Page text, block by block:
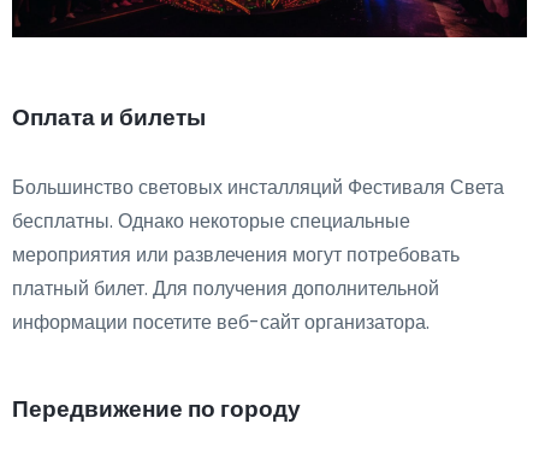
Оплата и билеты
Большинство световых инсталляций Фестиваля Света
бесплатны. Однако некоторые специальные
мероприятия или развлечения могут потребовать
платный билет. Для получения дополнительной
информации посетите веб-сайт организатора.
Передвижение по городу